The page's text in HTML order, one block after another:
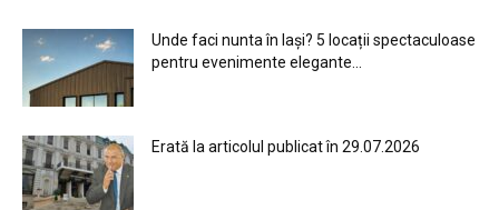
Unde faci nunta în Iași? 5 locații spectaculoase
pentru evenimente elegante...
Erată la articolul publicat în 29.07.2026